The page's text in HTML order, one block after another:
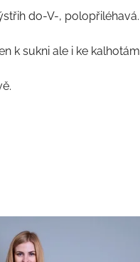
do-V-, polopřiléhavá.
k sukni ale i ke kalhotám